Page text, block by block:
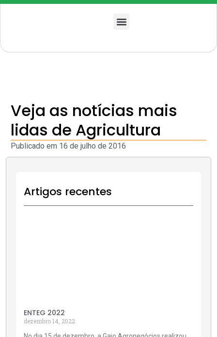
Veja as notícias mais
lidas de Agricultura
Publicado em 16 de julho de 2016
Artigos recentes
ENTEG 2022
dezembro 14, 2022